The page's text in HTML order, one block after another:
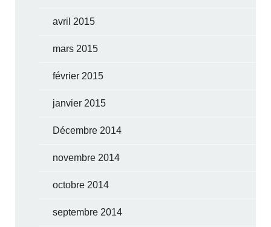
avril 2015
mars 2015
février 2015
janvier 2015
Décembre 2014
novembre 2014
octobre 2014
septembre 2014